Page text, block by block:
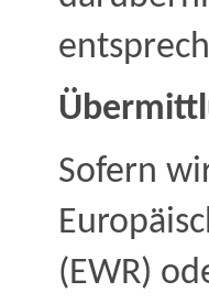
Sofern
(EWR)